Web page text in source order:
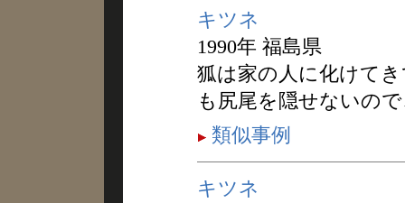
キツネ
1990年 福島県
狐は家の人に化けて
も尻尾を隠せないの
類似事例
キツネ